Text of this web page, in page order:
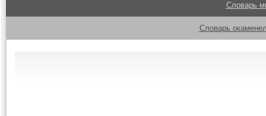
Словарь
Словарь